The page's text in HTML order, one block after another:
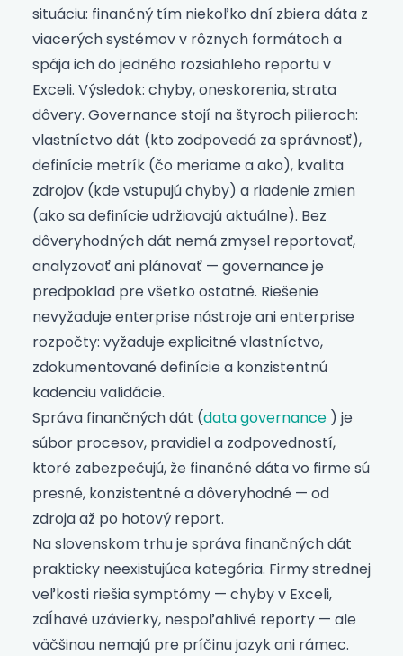
situáciu: finančný tím niekoľko dní zbiera dáta z
viacerých systémov v rôznych formátoch a
spája ich do jedného rozsiahleho reportu v
Exceli. Výsledok: chyby, oneskorenia, strata
dôvery. Governance stojí na štyroch pilieroch:
vlastníctvo dát (kto zodpovedá za správnosť),
definície metrík (čo meriame a ako), kvalita
zdrojov (kde vstupujú chyby) a riadenie zmien
(ako sa definície udržiavajú aktuálne). Bez
dôveryhodných dát nemá zmysel reportovať,
analyzovať ani plánovať — governance je
predpoklad pre všetko ostatné. Riešenie
nevyžaduje enterprise nástroje ani enterprise
rozpočty: vyžaduje explicitné vlastníctvo,
zdokumentované definície a konzistentnú
kadenciu validácie.
Správa finančných dát (data governance ) je
súbor procesov, pravidiel a zodpovedností,
ktoré zabezpečujú, že finančné dáta vo firme sú
presné, konzistentné a dôveryhodné — od
zdroja až po hotový report.
Na slovenskom trhu je správa finančných dát
prakticky neexistujúca kategória. Firmy strednej
veľkosti riešia symptómy — chyby v Exceli,
zdĺhavé uzávierky, nespoľahlivé reporty — ale
väčšinou nemajú pre príčinu jazyk ani rámec.